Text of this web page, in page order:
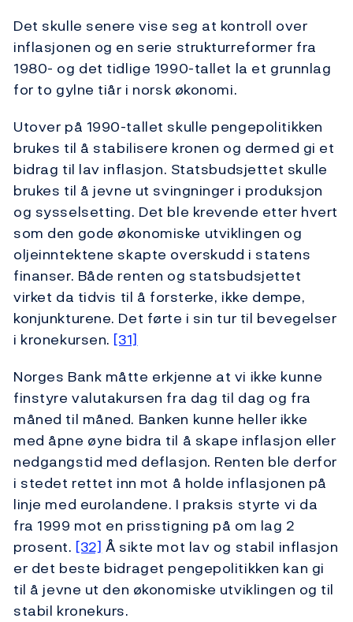
Det skulle senere vise seg at kontroll over
inflasjonen og en serie strukturreformer fra
1980- og det tidlige 1990-tallet la et grunnlag
for to gylne tiår i norsk økonomi.
Utover på 1990-tallet skulle pengepolitikken
brukes til å stabilisere kronen og dermed gi et
bidrag til lav inflasjon. Statsbudsjettet skulle
brukes til å jevne ut svingninger i produksjon
og sysselsetting. Det ble krevende etter hvert
som den gode økonomiske utviklingen og
oljeinntektene skapte overskudd i statens
finanser. Både renten og statsbudsjettet
virket da tidvis til å forsterke, ikke dempe,
konjunkturene. Det førte i sin tur til bevegelser
i kronekursen. [31]
Norges Bank måtte erkjenne at vi ikke kunne
finstyre valutakursen fra dag til dag og fra
måned til måned. Banken kunne heller ikke
med åpne øyne bidra til å skape inflasjon eller
nedgangstid med deflasjon. Renten ble derfor
i stedet rettet inn mot å holde inflasjonen på
linje med eurolandene. I praksis styrte vi da
fra 1999 mot en prisstigning på om lag 2
prosent. [32] Å sikte mot lav og stabil inflasjon
er det beste bidraget pengepolitikken kan gi
til å jevne ut den økonomiske utviklingen og til
stabil kronekurs.